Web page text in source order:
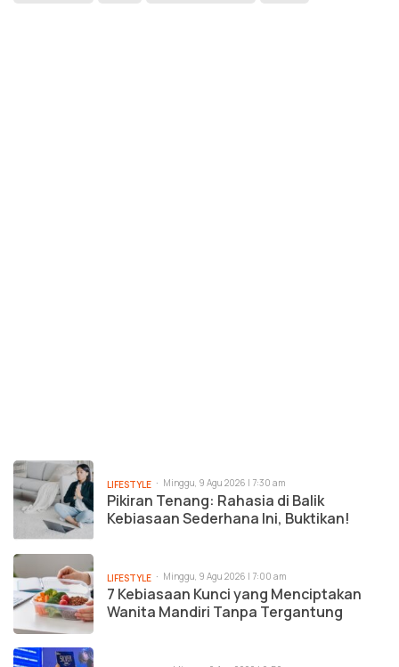
LIFESTYLE Minggu, 9 Agu 2026 | 7:30 am
Pikiran Tenang: Rahasia di Balik
Kebiasaan Sederhana Ini, Buktikan!
LIFESTYLE Minggu, 9 Agu 2026 | 7:00 am
7 Kebiasaan Kunci yang Menciptakan
Wanita Mandiri Tanpa Tergantung